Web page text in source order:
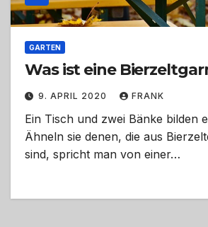
GARTEN
Was ist eine
9. APRIL 2020 FRANK
Ein Tisch und zwei Bänke bilden
Ähneln sie denen, die aus
sind, spricht man von einer…